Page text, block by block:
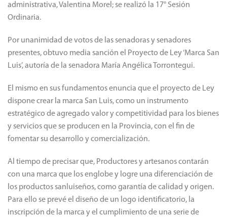
administrativa, Valentina Morel; se realizó la 17° Sesión
Ordinaria.
Por unanimidad de votos de las senadoras y senadores
presentes, obtuvo media sanción el Proyecto de Ley ‘Marca San
Luis’, autoría de la senadora María Angélica Torrontegui.
El mismo en sus fundamentos enuncia que el proyecto de Ley
dispone crear la marca San Luis, como un instrumento
estratégico de agregado valor y competitividad para los bienes
y servicios que se producen en la Provincia, con el fin de
fomentar su desarrollo y comercialización.
Al tiempo de precisar que, Productores y artesanos contarán
con una marca que los englobe y logre una diferenciación de
los productos sanluiseños, como garantía de calidad y origen.
Para ello se prevé el diseño de un logo identificatorio, la
inscripción de la marca y el cumplimiento de una serie de